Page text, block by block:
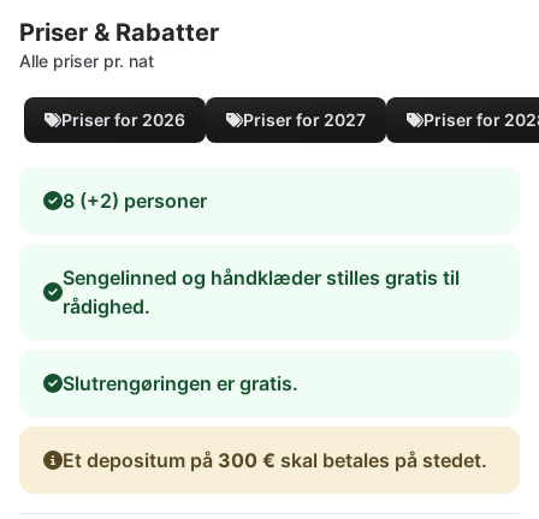
Priser & Rabatter
Alle priser pr. nat
Priser for 2026 Priser for 2027 Priser for
8 (+2) personer
Sengelinned og håndklæder stilles gratis til
rådighed.
Slutrengøringen er gratis.
Et depositum på 300 € skal betales på stedet.